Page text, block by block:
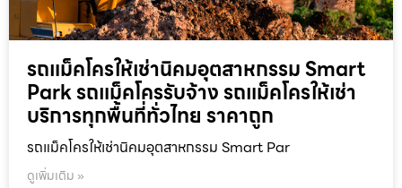
รถแม็คโครให้เช่านิคมอุตสาหกรรม Smart
Park รถแม็คโครรับจ้าง รถแม็คโครให้เช่า
บริการทุกพื้นที่ทั่วไทย ราคาถูก
รถแม็คโครให้เช่านิคมอุตสาหกรรม Smart Par
ดูเพิ่มเติม »